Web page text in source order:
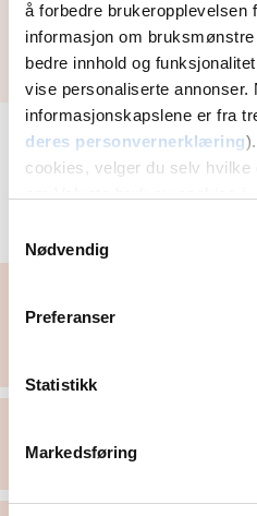
å forbedre brukeropplevelsen
informasjon om
bedre innhold og
vise personaliserte annonser.
informasjonskapslene er fra
deres personvernerklæring
cookies, velger du selv hvilke
Nødvendig
Preferanser
Statistikk
Markedsføring
Se alle gynekologi-
Underlivskreft - Underlivsprolaps -
Hormonbehandling (hrt) -